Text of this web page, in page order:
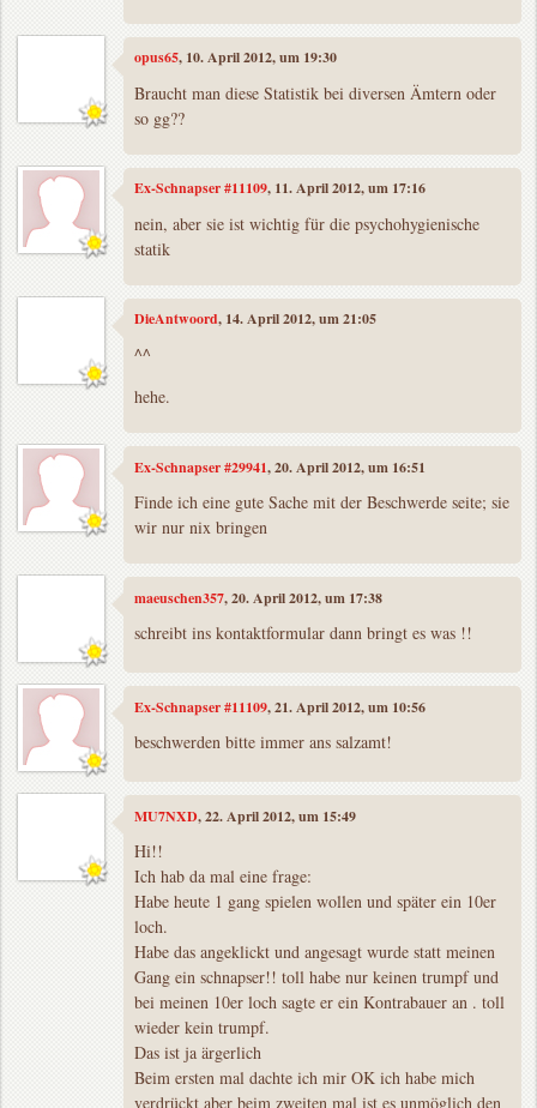
opus65, 10. April 2012, um 19:30
Braucht man diese Statistik bei diversen Ämtern oder
so gg??
Ex-Schnapser #11109, 11. April 2012, um 17:16
nein, aber sie ist wichtig für die psychohygienische
statik
DieAntwoord, 14. April 2012, um 21:05
^^
hehe.
Ex-Schnapser #29941, 20. April 2012, um 16:51
Finde ich eine gute Sache mit der Beschwerde seite; sie
wir nur nix bringen
maeuschen357, 20. April 2012, um 17:38
schreibt ins kontaktformular dann bringt es was !!
Ex-Schnapser #11109, 21. April 2012, um 10:56
beschwerden bitte immer ans salzamt!
MU7NXD, 22. April 2012, um 15:49
Hi!!
Ich hab da mal eine frage:
Habe heute 1 gang spielen wollen und später ein 10er
loch.
Habe das angeklickt und angesagt wurde statt meinen
Gang ein schnapser!! toll habe nur keinen trumpf und
bei meinen 10er loch sagte er ein Kontrabauer an . toll
wieder kein trumpf.
Das ist ja ärgerlich
Beim ersten mal dachte ich mir OK ich habe mich
verdrückt aber beim zweiten mal ist es unmöglich den